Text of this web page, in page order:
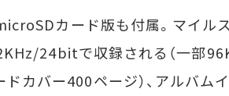
カード版も付属。マイルス
24bitで収録される（一部
カバー400ページ）、アルバム